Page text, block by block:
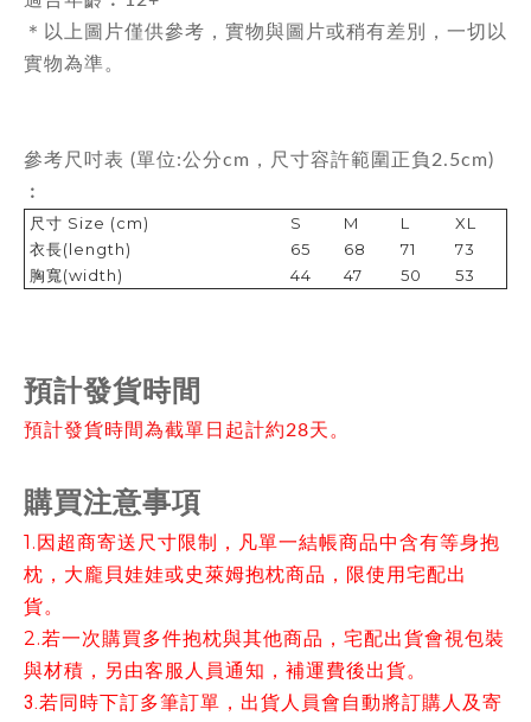
＊以上圖片僅供參考，實物與圖片或稍有差別，一切以
實物為準。
參考尺吋表 (單位:公分cm，尺寸容許範圍正負 2.5cm)
︰
尺寸 Size (cm)
S M L
XL
衣長(length)
65 68 71
73
胸寬(width)
44 47 50 53
預計發貨時間
預計發貨時間為截單日起計約28天。
購買注意事項
1.因超商寄送尺寸限制，凡單一結帳商品中含有等身抱
枕， 大龐貝娃娃或史萊姆抱枕商品，限使用宅配出
貨。
2.若一次購買多件抱枕與其他商品， 宅配出貨會視包裝
與材積，另由客服人員通知，補運費後出貨。
3.若同時下訂多筆訂單，出貨人員會自動將訂購人及寄